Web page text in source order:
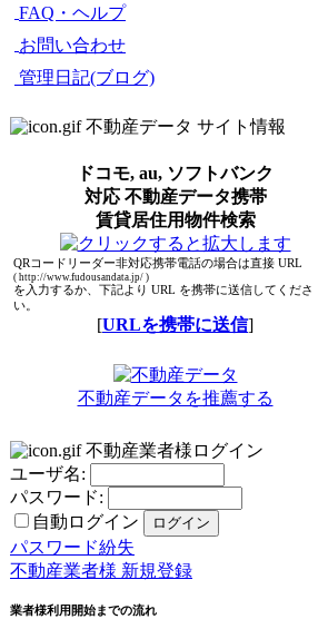
FAQ・ヘルプ
お問い合わせ
管理日記(ブログ)
不動産データ サイト情報
ドコモ, au, ソフトバンク
対応 不動産データ携帯
賃貸居住用物件検索
QRコードリーダー非対応携帯電話の場合は直接 URL
( http://www.fudousandata.jp/ )
を入力するか、下記より URL を携帯に送信してくださ
い。
[URLを携帯に送信]
不動産データを推薦する
不動産業者様ログイン
ユーザ名:
パスワード:
自動ログイン
パスワード紛失
不動産業者様 新規登録
業者様利用開始までの流れ